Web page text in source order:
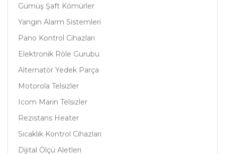
Gümüş Şaft Kömürler
Yangın Alarm Sistemleri
Pano Kontrol Cihazları
Elektronik Röle Gurubu
Alternatör Yedek Parça
Motorola Telsizler
Icom Marin Telsizler
Rezistans Heater
Sıcaklık Kontrol Cihazları
Dijital Ölçü Aletleri